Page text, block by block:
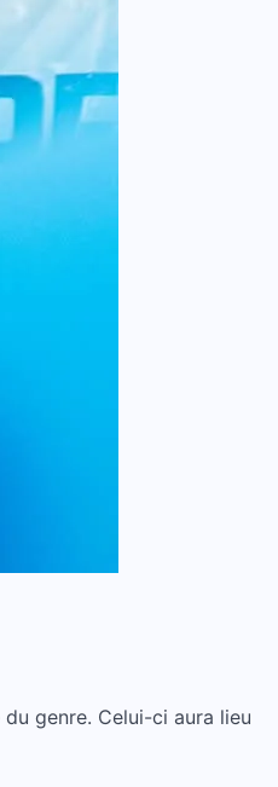
genre. Celui-ci aura lieu